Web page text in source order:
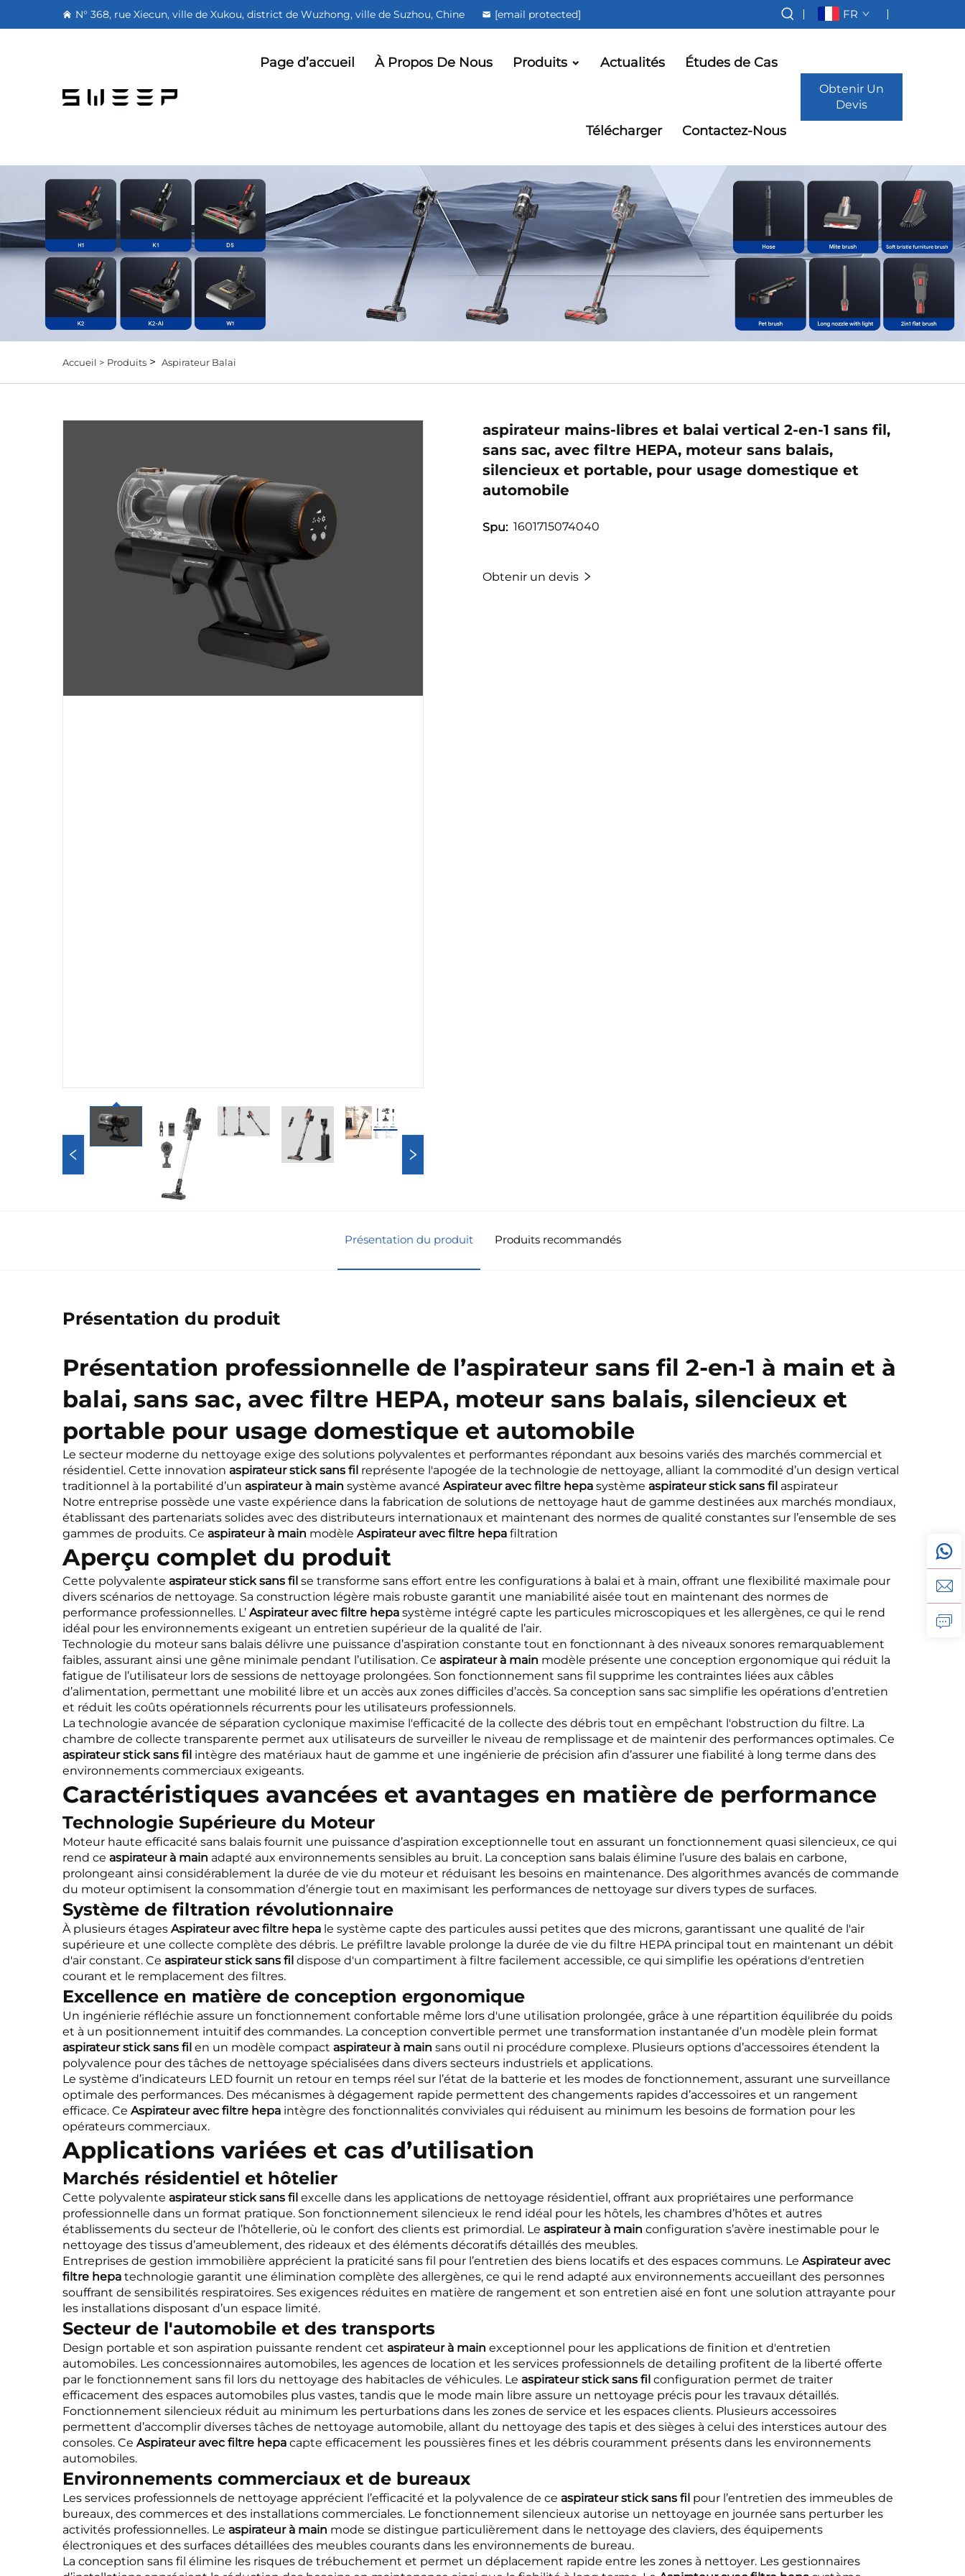
N° 368, rue Xiecun, ville de Xukou, district de Wuzhong, ville de Suzhou, Chine [email protected] FR
Page d’accueil À Propos De Nous Produits Actualités Études de Cas
Télécharger Contactez-Nous
Obtenir Un
Devis
Accueil > Produits > Aspirateur Balai
aspirateur mains-libres et balai vertical 2-en-1 sans fil,
sans sac, avec filtre HEPA, moteur sans balais,
silencieux et portable, pour usage domestique et
automobile
Spu: 1601715074040
Obtenir un devis
Présentation du produit Produits recommandés
Présentation du produit
Présentation professionnelle de l’aspirateur sans fil 2-en-1 à main et à
balai, sans sac, avec filtre HEPA, moteur sans balais, silencieux et
portable pour usage domestique et automobile
Le secteur moderne du nettoyage exige des solutions polyvalentes et performantes répondant aux besoins variés des marchés commercial et
résidentiel. Cette innovation aspirateur stick sans fil représente l'apogée de la technologie de nettoyage, alliant la commodité d’un design vertical
traditionnel à la portabilité d’un aspirateur à main système avancé Aspirateur avec filtre hepa système aspirateur stick sans fil aspirateur
Notre entreprise possède une vaste expérience dans la fabrication de solutions de nettoyage haut de gamme destinées aux marchés mondiaux,
établissant des partenariats solides avec des distributeurs internationaux et maintenant des normes de qualité constantes sur l’ensemble de ses
gammes de produits. Ce aspirateur à main modèle Aspirateur avec filtre hepa filtration
Aperçu complet du produit
Cette polyvalente aspirateur stick sans fil se transforme sans effort entre les configurations à balai et à main, offrant une flexibilité maximale pour
divers scénarios de nettoyage. Sa construction légère mais robuste garantit une maniabilité aisée tout en maintenant des normes de
performance professionnelles. L’ Aspirateur avec filtre hepa système intégré capte les particules microscopiques et les allergènes, ce qui le rend
idéal pour les environnements exigeant un entretien supérieur de la qualité de l’air.
Technologie du moteur sans balais délivre une puissance d’aspiration constante tout en fonctionnant à des niveaux sonores remarquablement
faibles, assurant ainsi une gêne minimale pendant l’utilisation. Ce aspirateur à main modèle présente une conception ergonomique qui réduit la
fatigue de l’utilisateur lors de sessions de nettoyage prolongées. Son fonctionnement sans fil supprime les contraintes liées aux câbles
d’alimentation, permettant une mobilité libre et un accès aux zones difficiles d’accès. Sa conception sans sac simplifie les opérations d’entretien
et réduit les coûts opérationnels récurrents pour les utilisateurs professionnels.
La technologie avancée de séparation cyclonique maximise l'efficacité de la collecte des débris tout en empêchant l'obstruction du filtre. La
chambre de collecte transparente permet aux utilisateurs de surveiller le niveau de remplissage et de maintenir des performances optimales. Ce
aspirateur stick sans fil intègre des matériaux haut de gamme et une ingénierie de précision afin d’assurer une fiabilité à long terme dans des
environnements commerciaux exigeants.
Caractéristiques avancées et avantages en matière de performance
Technologie Supérieure du Moteur
Moteur haute efficacité sans balais fournit une puissance d’aspiration exceptionnelle tout en assurant un fonctionnement quasi silencieux, ce qui
rend ce aspirateur à main adapté aux environnements sensibles au bruit. La conception sans balais élimine l’usure des balais en carbone,
prolongeant ainsi considérablement la durée de vie du moteur et réduisant les besoins en maintenance. Des algorithmes avancés de commande
du moteur optimisent la consommation d’énergie tout en maximisant les performances de nettoyage sur divers types de surfaces.
Système de filtration révolutionnaire
À plusieurs étages Aspirateur avec filtre hepa le système capte des particules aussi petites que des microns, garantissant une qualité de l'air
supérieure et une collecte complète des débris. Le préfiltre lavable prolonge la durée de vie du filtre HEPA principal tout en maintenant un débit
d'air constant. Ce aspirateur stick sans fil dispose d'un compartiment à filtre facilement accessible, ce qui simplifie les opérations d'entretien
courant et le remplacement des filtres.
Excellence en matière de conception ergonomique
Un ingénierie réfléchie assure un fonctionnement confortable même lors d'une utilisation prolongée, grâce à une répartition équilibrée du poids
et à un positionnement intuitif des commandes. La conception convertible permet une transformation instantanée d’un modèle plein format
aspirateur stick sans fil en un modèle compact aspirateur à main sans outil ni procédure complexe. Plusieurs options d’accessoires étendent la
polyvalence pour des tâches de nettoyage spécialisées dans divers secteurs industriels et applications.
Le système d’indicateurs LED fournit un retour en temps réel sur l’état de la batterie et les modes de fonctionnement, assurant une surveillance
optimale des performances. Des mécanismes à dégagement rapide permettent des changements rapides d’accessoires et un rangement
efficace. Ce Aspirateur avec filtre hepa intègre des fonctionnalités conviviales qui réduisent au minimum les besoins de formation pour les
opérateurs commerciaux.
Applications variées et cas d’utilisation
Marchés résidentiel et hôtelier
Cette polyvalente aspirateur stick sans fil excelle dans les applications de nettoyage résidentiel, offrant aux propriétaires une performance
professionnelle dans un format pratique. Son fonctionnement silencieux le rend idéal pour les hôtels, les chambres d’hôtes et autres
établissements du secteur de l’hôtellerie, où le confort des clients est primordial. Le aspirateur à main configuration s’avère inestimable pour le
nettoyage des tissus d’ameublement, des rideaux et des éléments décoratifs détaillés des meubles.
Entreprises de gestion immobilière apprécient la praticité sans fil pour l’entretien des biens locatifs et des espaces communs. Le Aspirateur avec
filtre hepa technologie garantit une élimination complète des allergènes, ce qui le rend adapté aux environnements accueillant des personnes
souffrant de sensibilités respiratoires. Ses exigences réduites en matière de rangement et son entretien aisé en font une solution attrayante pour
les installations disposant d’un espace limité.
Secteur de l'automobile et des transports
Design portable et son aspiration puissante rendent cet aspirateur à main exceptionnel pour les applications de finition et d'entretien
automobiles. Les concessionnaires automobiles, les agences de location et les services professionnels de detailing profitent de la liberté offerte
par le fonctionnement sans fil lors du nettoyage des habitacles de véhicules. Le aspirateur stick sans fil configuration permet de traiter
efficacement des espaces automobiles plus vastes, tandis que le mode main libre assure un nettoyage précis pour les travaux détaillés.
Fonctionnement silencieux réduit au minimum les perturbations dans les zones de service et les espaces clients. Plusieurs accessoires
permettent d’accomplir diverses tâches de nettoyage automobile, allant du nettoyage des tapis et des sièges à celui des interstices autour des
consoles. Ce Aspirateur avec filtre hepa capte efficacement les poussières fines et les débris couramment présents dans les environnements
automobiles.
Environnements commerciaux et de bureaux
Les services professionnels de nettoyage apprécient l’efficacité et la polyvalence de ce aspirateur stick sans fil pour l’entretien des immeubles de
bureaux, des commerces et des installations commerciales. Le fonctionnement silencieux autorise un nettoyage en journée sans perturber les
activités professionnelles. Le aspirateur à main mode se distingue particulièrement dans le nettoyage des claviers, des équipements
électroniques et des surfaces détaillées des meubles courants dans les environnements de bureau.
La conception sans fil élimine les risques de trébuchement et permet un déplacement rapide entre les zones à nettoyer. Les gestionnaires